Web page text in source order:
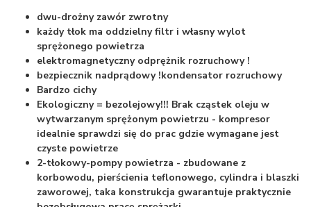
dwu-drożny zawór zwrotny
każdy tłok ma oddzielny filtr i własny wylot
sprężonego powietrza
elektromagnetyczny odprężnik rozruchowy !
bezpiecznik nadprądowy !kondensator rozruchowy
Bardzo cichy
Ekologiczny = bezolejowy!!! Brak cząstek oleju w
wytwarzanym sprężonym powietrzu - kompresor
idealnie sprawdzi się do prac gdzie wymagane jest
czyste powietrze
2-tłokowy-pompy powietrza - zbudowane z
korbowodu, pierścienia teflonowego, cylindra i blaszki
zaworowej, taka konstrukcja gwarantuje praktycznie